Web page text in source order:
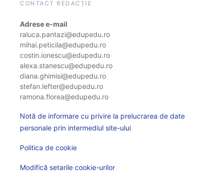
CONTACT REDACȚIE
Adrese e-mail
raluca.pantazi@edupedu.ro
mihai.peticila@edupedu.ro
costin.ionescu@edupedu.ro
alexa.stanescu@edupedu.ro
diana.ghimisi@edupedu.ro
stefan.lefter@edupedu.ro
ramona.florea@edupedu.ro
Notă de informare cu privire la prelucrarea de date
personale prin intermediul site-ului
Politica de cookie
Modifică setarile cookie-urilor